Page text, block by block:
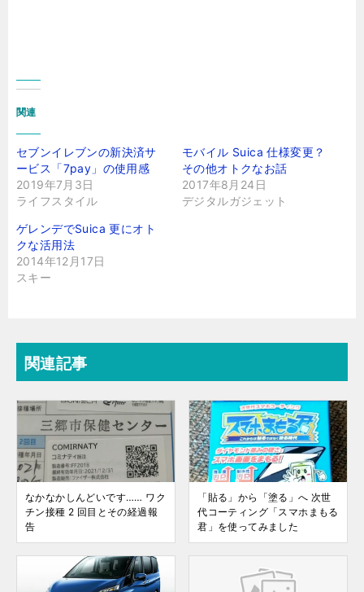
関連
セブンイレブンの新決済サ
ービス「7pay」の使用感
2019年7月3日
ライフスタイル
モバイル Suica 仕様変更？
その他オトクなお話
2017年8月24日
デジタルガジェット
ゲレンデでSuica 更にオト
クな活用法
2014年12月17日
スキー
関連記事
なかなかしんどいです…… ワク
チン接種 2 回目とその経過報
告
「貼る」から「塗る」へ 次世
代コーティング「スマホまもる
君」を使ってみました